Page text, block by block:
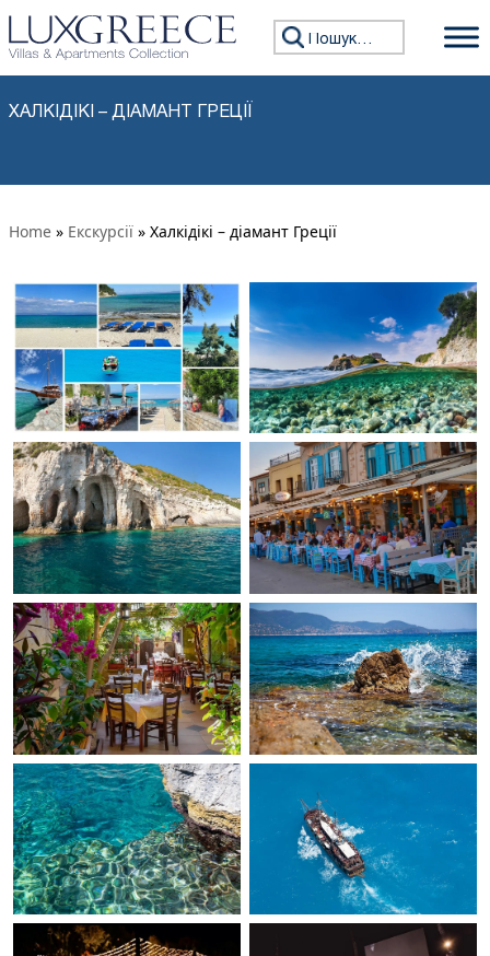
Перейти до змісту
Пошук:
ХАЛКІДІКІ – ДІАМАНТ ГРЕЦІЇ
Home » Екскурсії » Халкідікі – діамант Греції